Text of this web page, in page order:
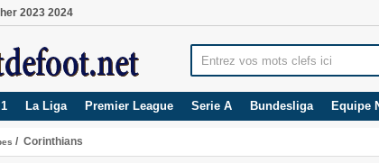
2023 2024
La Liga Premier League Serie A Bundesliga Equipe
/ Corinthians